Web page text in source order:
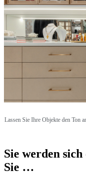
Lassen Sie Ihre Objekte den Ton
Sie werden
Sie …